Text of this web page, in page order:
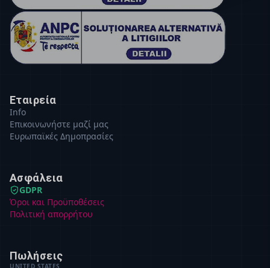
Εταιρεία
Info
Επικοινωνήστε μαζί μας
Ευρωπαϊκές Δημοπρασίες
Ασφάλεια
GDPR
Όροι και Προϋποθέσεις
Πολιτική απορρήτου
Πωλήσεις
UNITED STATES